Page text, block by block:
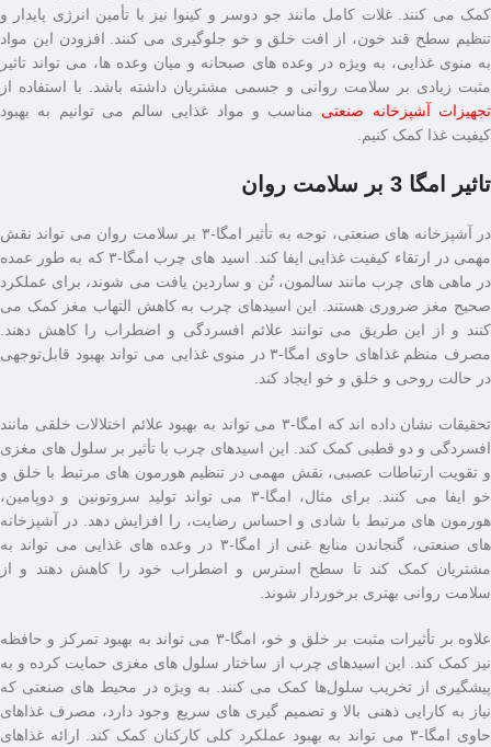
کمک می ‌کنند. غلات کامل مانند جو دوسر و کینوا نیز با تأمین انرژی پایدار و
تنظیم سطح قند خون، از افت خلق و خو جلوگیری می‌ کنند. افزودن این مواد
به منوی غذایی، به ‌ویژه در وعده ‌های صبحانه و میان ‌وعده ‌ها، می ‌تواند تاثیر
مثبت زیادی بر سلامت روانی و جسمی مشتریان داشته باشد. با استفاده از
تجهیزات آشپزخانه صنعتی مناسب و مواد غذایی سالم می توانیم به بهبود
کیفیت غذا کمک کنیم.
تاثیر امگا 3 بر سلامت روان
در آشپزخانه‌ های صنعتی، توجه به تأثیر امگا-۳ بر سلامت روان می ‌تواند نقش
مهمی در ارتقاء کیفیت غذایی ایفا کند. اسید های چرب امگا-۳ که به‌ طور عمده
در ماهی ‌های چرب مانند سالمون، تُن و ساردین یافت می ‌شوند، برای عملکرد
صحیح مغز ضروری هستند. این اسیدهای چرب به کاهش التهاب مغز کمک می
‌کنند و از این طریق می ‌توانند علائم افسردگی و اضطراب را کاهش دهند.
مصرف منظم غذاهای حاوی امگا-۳ در منوی غذایی می‌ تواند بهبود قابل‌توجهی
در حالت روحی و خلق ‌و خو ایجاد کند.
تحقیقات نشان داده ‌اند که امگا-۳ می ‌تواند به بهبود علائم اختلالات خلقی مانند
افسردگی و دو قطبی کمک کند. این اسیدهای چرب با تأثیر بر سلول ‌های مغزی
و تقویت ارتباطات عصبی، نقش مهمی در تنظیم هورمون ‌های مرتبط با خلق ‌و
خو ایفا می‌ کنند. برای مثال، امگا-۳ می ‌تواند تولید سروتونین و دوپامین،
هورمون ‌های مرتبط با شادی و احساس رضایت، را افزایش دهد. در آشپزخانه‌
های صنعتی، گنجاندن منابع غنی از امگا-۳ در وعده ‌های غذایی می ‌تواند به
مشتریان کمک کند تا سطح استرس و اضطراب خود را کاهش دهند و از
سلامت روانی بهتری برخوردار شوند.
علاوه بر تأثیرات مثبت بر خلق‌ و خو، امگا-۳ می ‌تواند به بهبود تمرکز و حافظه
نیز کمک کند. این اسیدهای چرب از ساختار سلول ‌های مغزی حمایت کرده و به
پیشگیری از تخریب سلول‌ها کمک می ‌کنند. به ‌ویژه در محیط ‌های صنعتی که
نیاز به کارایی ذهنی بالا و تصمیم‌ گیری ‌های سریع وجود دارد، مصرف غذاهای
حاوی امگا-۳ می‌ تواند به بهبود عملکرد کلی کارکنان کمک کند. ارائه غذاهای